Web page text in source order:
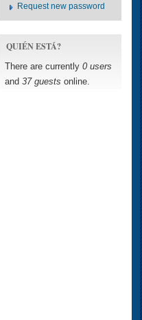
Request new password
QUIÉN ESTÁ?
There are currently 0 users
and 37 guests online.